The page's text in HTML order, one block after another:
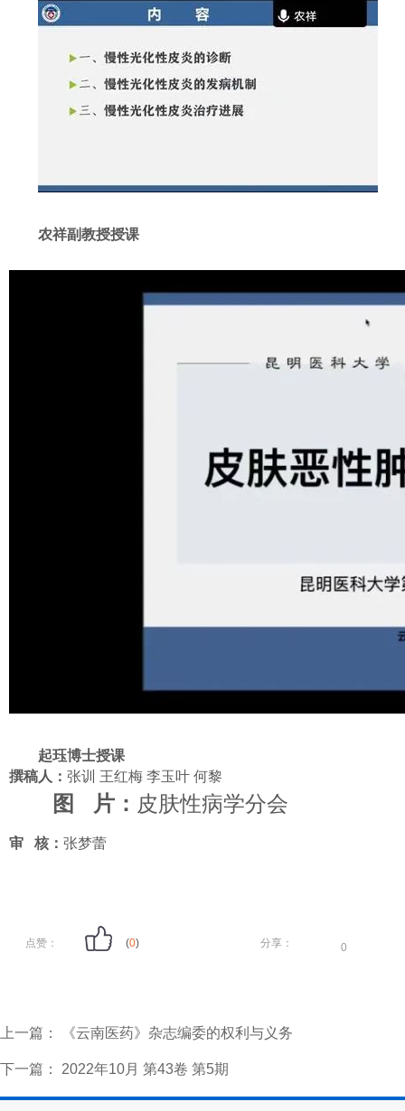
农祥副教授授课
起珏博士授课
撰稿人： 张训 王红梅 李玉叶 何黎
图 片： 皮肤性病学分会
审 核： 张梦蕾
点赞： (0) 分享： 0
上一篇： 《云南医药》杂志编委的权利与义务
下一篇： 2022年10月 第43卷 第5期